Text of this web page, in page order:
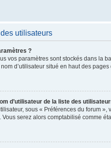
utilisateurs
?
vos paramètres sont stockés dans la
d’utilisateur situé en haut des
d’utilisateur de la liste des
sous « Préférences du forum
serez alors comptabilisé comme